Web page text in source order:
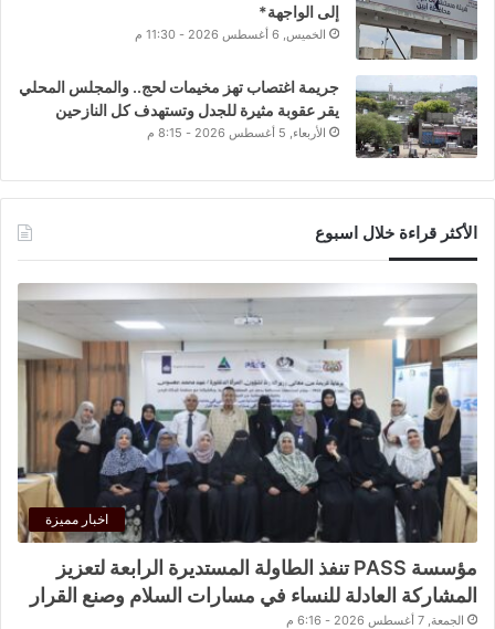
إلى الواجهة*
الخميس, 6 أغسطس 2026 - 11:30 م
جريمة اغتصاب تهز مخيمات لحج.. والمجلس المحلي
يقر عقوبة مثيرة للجدل وتستهدف كل النازحين
الأربعاء, 5 أغسطس 2026 - 8:15 م
الأكثر قراءة خلال اسبوع
اخبار مميزة
مؤسسة PASS تنفذ الطاولة المستديرة الرابعة لتعزيز
المشاركة العادلة للنساء في مسارات السلام وصنع القرار
الجمعة, 7 أغسطس 2026 - 6:16 م